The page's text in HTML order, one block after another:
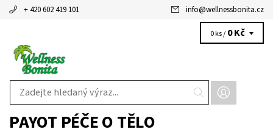
+ 420 602 419 101 info@wellnessbonita.cz
0 ks / 0 Kč
PAYOT PÉČE O TĚLO